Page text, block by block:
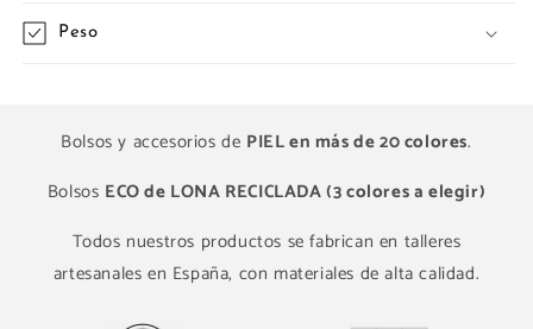
Peso
Bolsos y accesorios de PIEL en más de 20 colores.
Bolsos ECO de LONA RECICLADA (3 colores a elegir)
Todos nuestros productos se fabrican en talleres
artesanales en España, con materiales de alta calidad.